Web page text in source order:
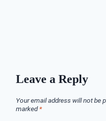
Leave a Reply
Your email address will not be
marked*